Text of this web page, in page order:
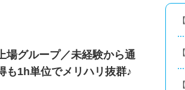
場グループ／未経験から通
1h単位でメリハリ抜群♪